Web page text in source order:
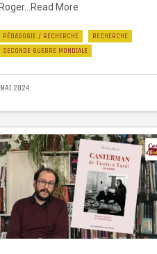
More
PÉDAGOGIE / RECHERCHE
RECHERCHE
SECONDE GUERRE MONDIALE
2024